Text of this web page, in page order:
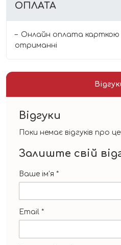
ОПЛАТА
Онлайн оплата карткою
отриманні
Відгуки
Поки немає відгуків про
Залиште свій
Ваше ім'я *
Email *